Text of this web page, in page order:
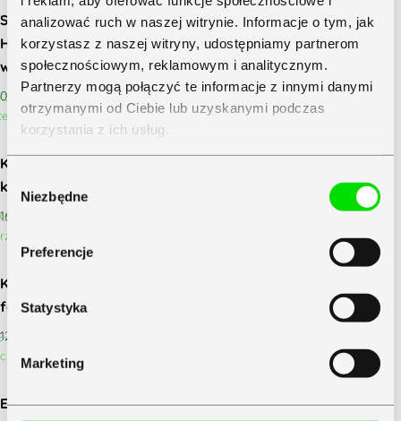
analizować ruch w naszej witrynie. Informacje o tym, jak
korzystasz z naszej witryny, udostępniamy partnerom
społecznościowym, reklamowym i analitycznym.
Partnerzy mogą połączyć te informacje z innymi danymi
otrzymanymi od Ciebie lub uzyskanymi podczas
korzystania z ich usług.
zgody
Niezbędne
Preferencje
Statystyka
Marketing
Sprzedaż w erze KSeF. Jak ekosystem Symfonia
Handel wspiera użytkowników w realizacji zmian
w przepisach 2025–2026
09 czerwca 2026
KSeF w handlu to koszmar? 9 powodów, dla
których Twoja firma zyska na tej zmianie
16 lutego 2026
KSeF w firmie handlowej: jak zorganizować obieg
faktur zakupowych i sprzedażowych?
12 lutego 2026
E-commerce, który naprawdę działa. Jak